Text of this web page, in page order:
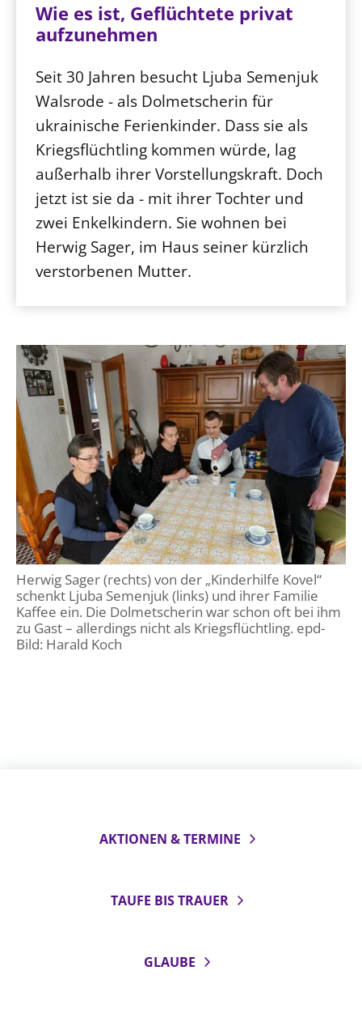
Wie es ist, Geflüchtete privat
aufzunehmen
Seit 30 Jahren besucht Ljuba Semenjuk
Walsrode - als Dolmetscherin für
ukrainische Ferienkinder. Dass sie als
Kriegsflüchtling kommen würde, lag
außerhalb ihrer Vorstellungskraft. Doch
jetzt ist sie da - mit ihrer Tochter und
zwei Enkelkindern. Sie wohnen bei
Herwig Sager, im Haus seiner kürzlich
verstorbenen Mutter.
Herwig Sager (rechts) von der „Kinderhilfe Kovel“
schenkt Ljuba Semenjuk (links) und ihrer Familie
Kaffee ein. Die Dolmetscherin war schon oft bei ihm
zu Gast – allerdings nicht als Kriegsflüchtling. epd-
Bild: Harald Koch
AKTIONEN & TERMINE
TAUFE BIS TRAUER
GLAUBE